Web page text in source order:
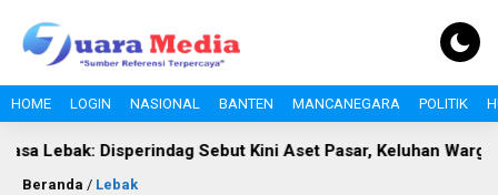
HOME LOGIN NASIONAL BANTEN MANCANEGARA POLITIK
Disperindag Sebut Kini Aset Pasar, Keluhan Warga Siap
Beranda / Lebak